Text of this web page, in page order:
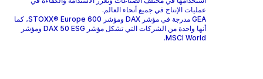
عمليات الإنتاج في جميع أنحاء العالم.
GEA مدرجة في مؤشر DAX ومؤشر STOXX® Europe 600، كما
أنها واحدة من الشركات التي تشكل مؤشر DAX 50 ESG ومؤشر
MSCI World.